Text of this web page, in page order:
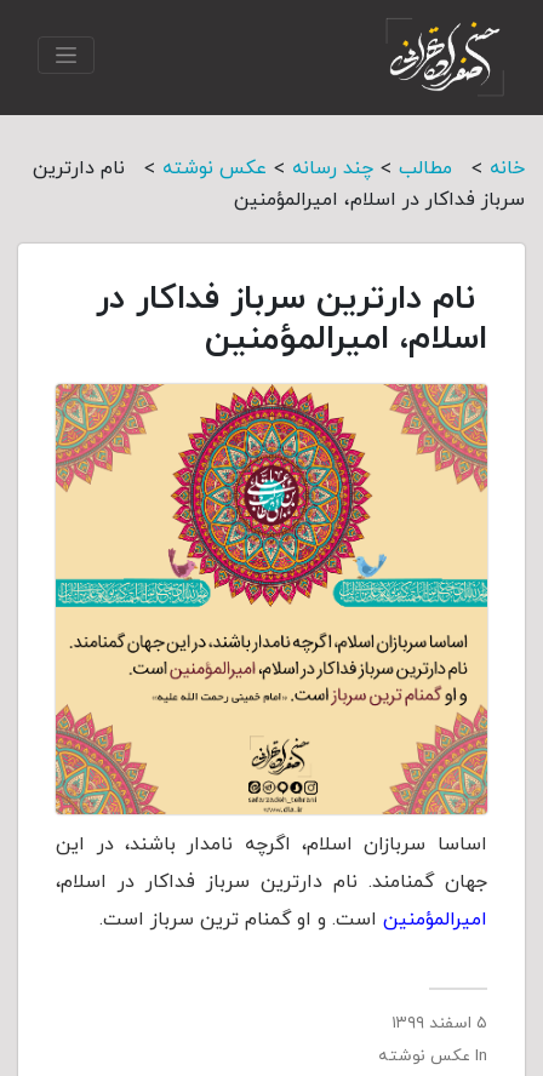
خانه > مطالب > چند رسانه > عکس نوشته >
نام دارترین
سرباز فداکار در اسلام، امیرالمؤمنین
نام دارترین سرباز فداکار در
اسلام، امیرالمؤمنین
اساسا سربازان اسلام، اگرچه نامدار باشند، در این
جهان گمنامند. نام دارترین سرباز فداکار در اسلام،
امیرالمؤمنین است. و او گمنام ترین سرباز است.
۵ اسفند ۱۳۹۹
In عکس نوشته